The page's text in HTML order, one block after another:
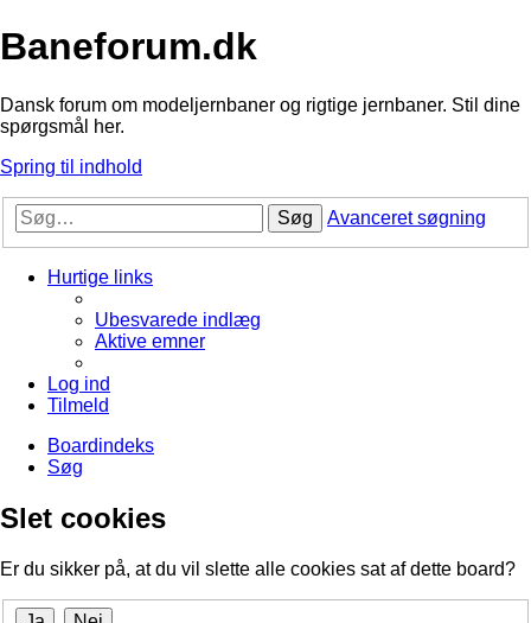
Baneforum.dk
Dansk forum om modeljernbaner og rigtige jernbaner. Stil dine
spørgsmål her.
Spring til indhold
Søg Avanceret søgning
Hurtige links
Ubesvarede indlæg
Aktive emner
Log ind
Tilmeld
Boardindeks
Søg
Slet cookies
Er du sikker på, at du vil slette alle cookies sat af dette board?